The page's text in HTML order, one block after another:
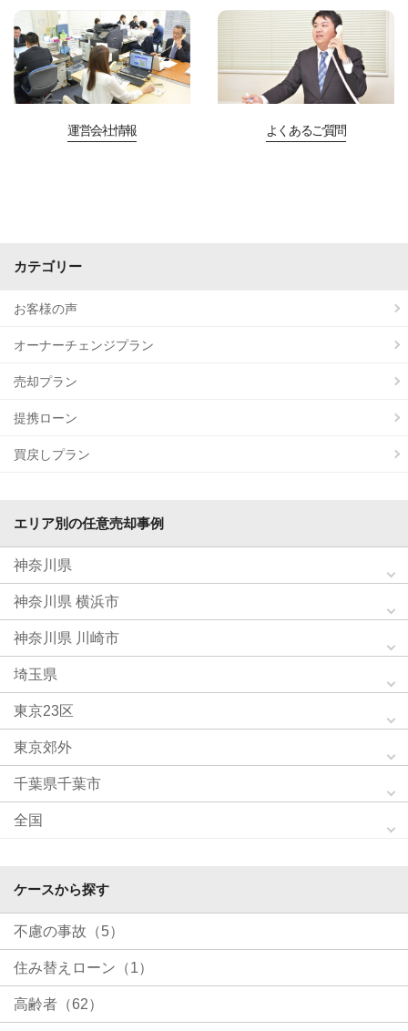
運営会社情報 よくあるご質問
カテゴリー
お客様の声
オーナーチェンジプラン
売却プラン
提携ローン
買戻しプラン
エリア別の任意売却事例
神奈川県
神奈川県 横浜市
神奈川県 川崎市
埼玉県
東京23区
東京郊外
千葉県千葉市
全国
ケースから探す
不慮の事故（5）
住み替えローン（1）
高齢者（62）